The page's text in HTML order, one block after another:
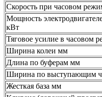
Скорость при часовом
Мощность
кВт
Тяговое усилие в часовом
Ширина колеи мм
Длина по буферам мм
Ширина по выступающим
Жесткая база мм